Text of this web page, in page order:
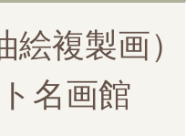
複製画）
名画館